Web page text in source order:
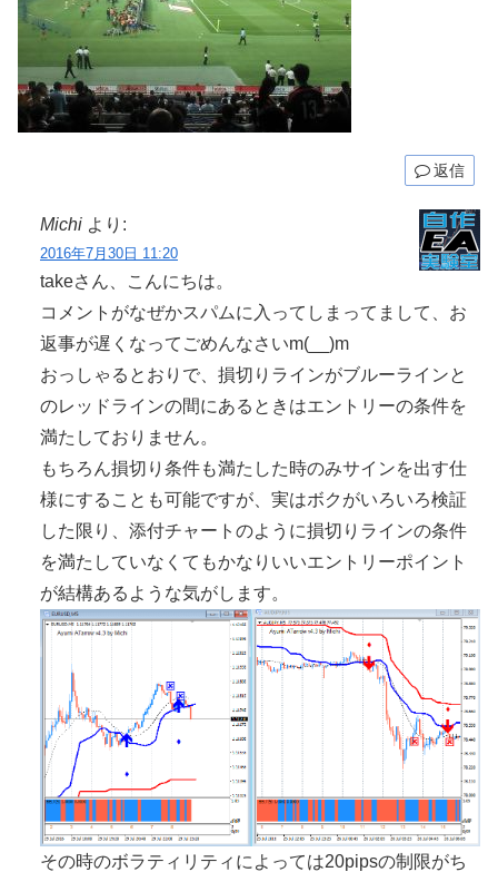
返信
Michi より:
2016年7月30日 11:20
takeさん、こんにちは。
コメントがなぜかスパムに入ってしまってまして、お
返事が遅くなってごめんなさいm(__)m
おっしゃるとおりで、損切りラインがブルーラインと
のレッドラインの間にあるときはエントリーの条件を
満たしておりません。
もちろん損切り条件も満たした時のみサインを出す仕
様にすることも可能ですが、実はボクがいろいろ検証
した限り、添付チャートのように損切りラインの条件
を満たしていなくてもかなりいいエントリーポイント
が結構あるような気がします。
その時のボラティリティによっては20pipsの制限がち